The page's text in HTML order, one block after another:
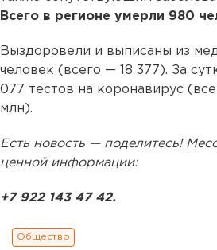
Всего в регионе умерли 980
Выздоровели и выписаны из
человек (всего — 18 377). За
077 тестов на коронавирус
млн).
Есть новость — поделитесь!
ценной информации:
+7 922 143 47 42.
Общество